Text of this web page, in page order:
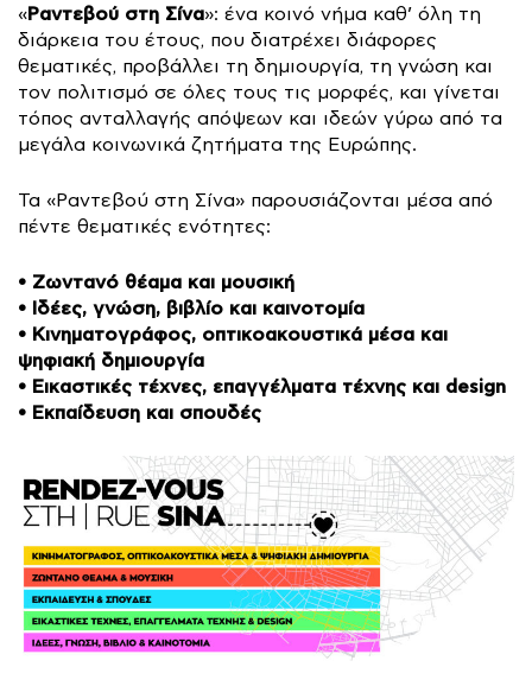
«Ραντεβού στη Σίνα»: ένα κοινό νήμα καθ’ όλη τη
διάρκεια του έτους, που διατρέχει διάφορες
θεματικές, προβάλλει τη δημιουργία, τη γνώση και
τον πολιτισμό σε όλες τους τις μορφές, και γίνεται
τόπος ανταλλαγής απόψεων και ιδεών γύρω από τα
μεγάλα κοινωνικά ζητήματα της Ευρώπης.
Τα «Ραντεβού στη Σίνα» παρουσιάζονται μέσα από
πέντε θεματικές ενότητες:
• Ζωντανό θέαμα και μουσική
• Ιδέες, γνώση, βιβλίο και καινοτομία
• Κινηματογράφος, οπτικοακουστικά μέσα και
ψηφιακή δημιουργία
• Εικαστικές τέχνες, επαγγέλματα τέχνης και design
• Εκπαίδευση και σπουδές